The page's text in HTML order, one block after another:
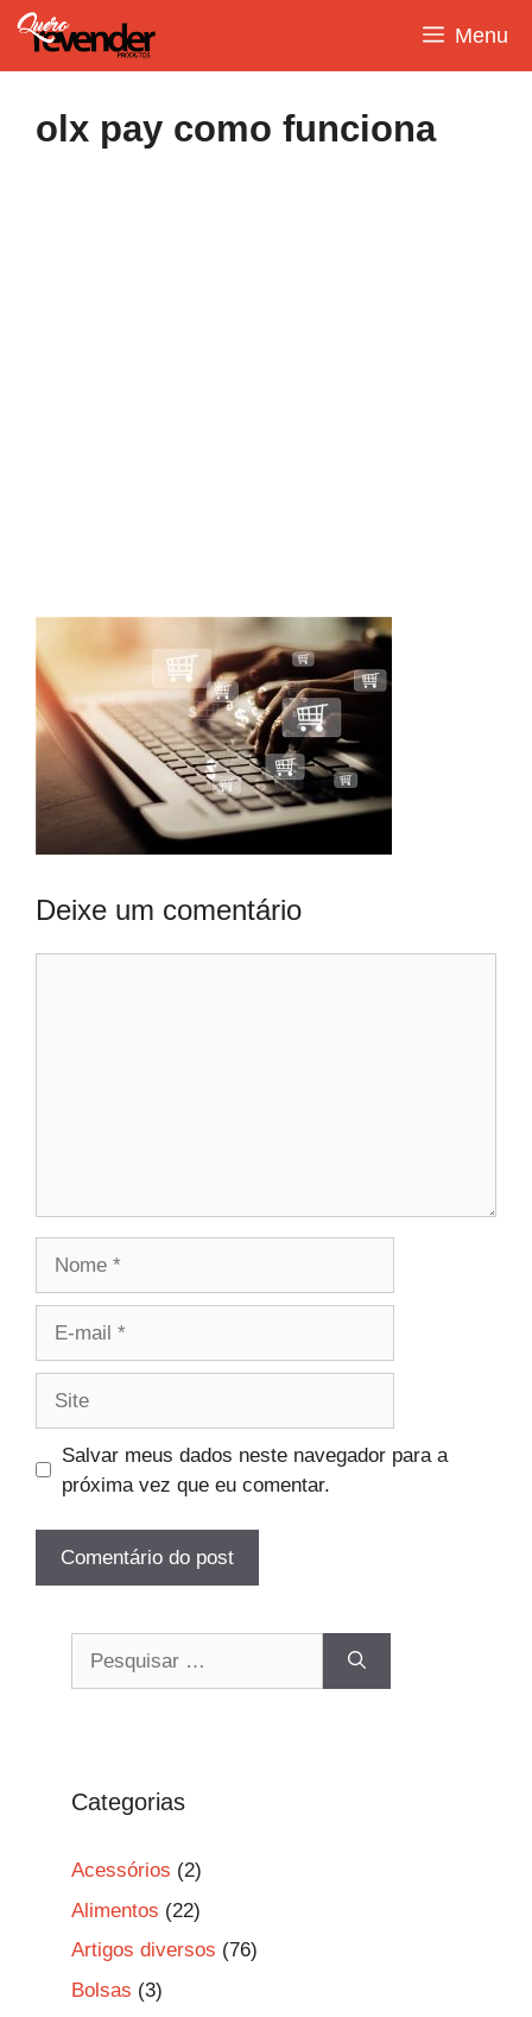
Pular
para
o
Menu
olx pay como funciona
Deixe um comentário
Salvar meus dados neste navegador para a
próxima vez que eu comentar.
Categorias
Acessórios (2)
Alimentos (22)
Artigos diversos (76)
Bolsas (3)